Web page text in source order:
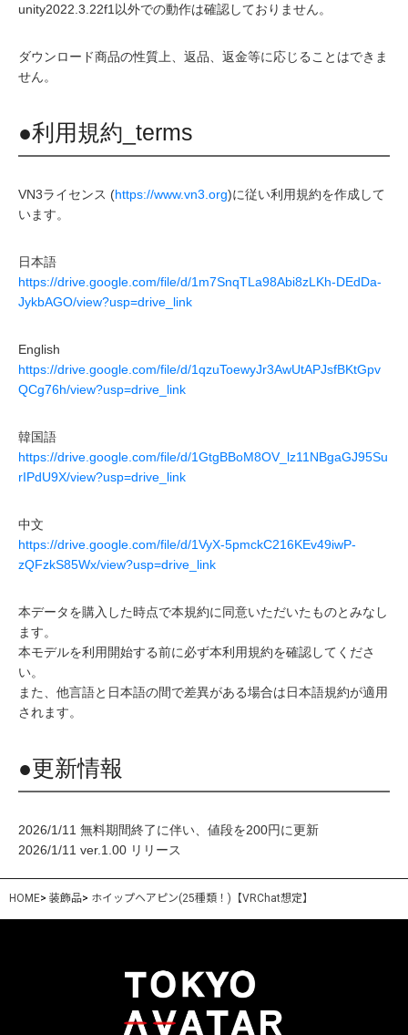
unity2022.3.22f1以外での動作は確認しておりません。
ダウンロード商品の性質上、返品、返金等に応じることはできま
せん。
●利用規約_terms
VN3ライセンス (https://www.vn3.org)に従い利用規約を作成して
います。
日本語
https://drive.google.com/file/d/1m7SnqTLa98Abi8zLKh-DEdDa-
JykbAGO/view?usp=drive_link
English
https://drive.google.com/file/d/1qzuToewyJr3AwUtAPJsfBKtGpv
QCg76h/view?usp=drive_link
韓国語
https://drive.google.com/file/d/1GtgBBoM8OV_lz11NBgaGJ95Su
rIPdU9X/view?usp=drive_link
中文
https://drive.google.com/file/d/1VyX-5pmckC216KEv49iwP-
zQFzkS85Wx/view?usp=drive_link
本データを購入した時点で本規約に同意いただいたものとみなし
ます。
本モデルを利用開始する前に必ず本利用規約を確認してくださ
い。
また、他言語と日本語の間で差異がある場合は日本語規約が適用
されます。
●更新情報
2026/1/11 無料期間終了に伴い、値段を200円に更新
2026/1/11 ver.1.00 リリース
HOME> 装飾品> ホイップヘアピン(25種類！)【VRChat想定】